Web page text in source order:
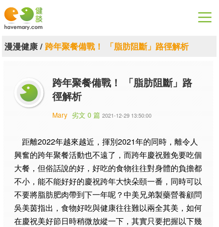
漫漫健康
關於健談
聯絡我們
漫漫健康/ 跨年聚餐備戰！ 「脂肪阻斷」路徑解析
跨年聚餐備戰！ 「脂肪阻斷」路
徑解析
Mary 劣文 0 篇 2021-12-29 13:50:00
距離2022年越來越近，揮別2021年的同時，離令人
興奮的跨年聚餐活動也不遠了，而跨年慶祝難免要吃個
大餐，但俗話說的好，好吃的食物往往對身體的負擔都
不小，能不能好好的慶祝跨年大快朵頤一番，同時可以
不要將脂肪肥肉帶到下一年呢？中美兄弟製藥營養顧問
吳美茵指出，食物好吃與健康往往難以兩全其美，如何
在慶祝美好節日時稍微放縱一下，其實只要把握以下幾